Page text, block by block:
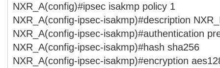
NXR_A(config)#ipsec isakmp policy 1
NXR_A(config-ipsec-isakmp)#description
NXR_A(config-ipsec-isakmp)#authentication
NXR_A(config-ipsec-isakmp)#hash sha256
NXR_A(config-ipsec-isakmp)#encryption